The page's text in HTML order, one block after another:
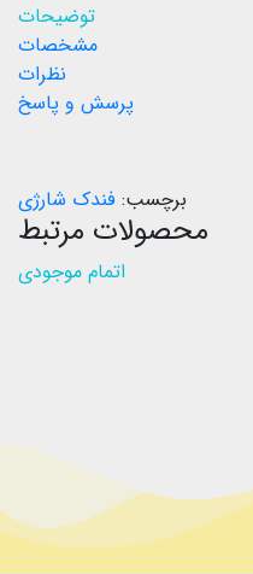
توضیحات
مشخصات
نظرات
پرسش و پاسخ
برچسب: فندک شارژی
محصولات مرتبط
اتمام موجودی